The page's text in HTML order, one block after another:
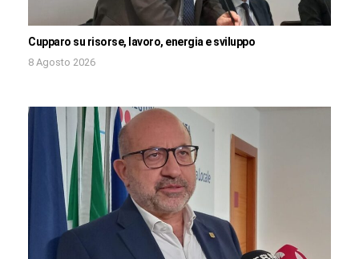
Cupparo su risorse, lavoro, energia e sviluppo
8 Agosto 2026